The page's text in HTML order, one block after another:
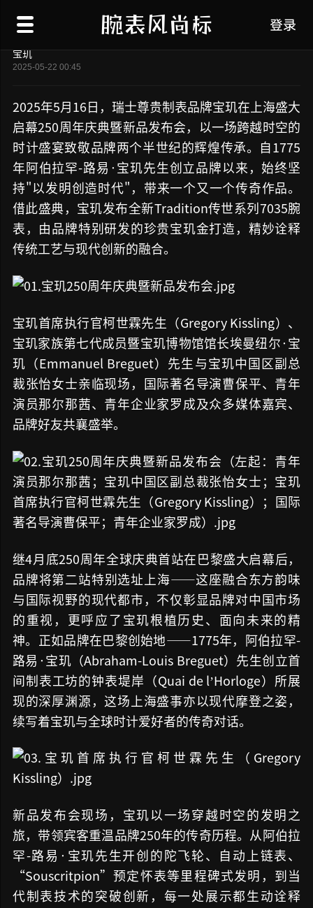
登录
宝玑250周年庆典于上海盛大启幕
宝玑
2025-05-22 00:45
2025年5月16日，瑞士尊贵制表品牌宝玑在上海盛大
启幕250周年庆典暨新品发布会，以一场跨越时空的
时计盛宴致敬品牌两个半世纪的辉煌传承。自1775
年阿伯拉罕-路易·宝玑先生创立品牌以来，始终坚
持"以发明创造时代"，带来一个又一个传奇作品。
借此盛典，宝玑发布全新Tradition传世系列7035腕
表，由品牌特别研发的珍贵宝玑金打造，精妙诠释
传统工艺与现代创新的融合。
宝玑首席执行官柯世霖先生（Gregory Kissling）、
宝玑家族第七代成员暨宝玑博物馆馆长埃曼纽尔·宝
玑（Emmanuel Breguet）先生与宝玑中国区副总
裁张怡女士亲临现场，国际著名导演曹保平、青年
演员那尔那茜、青年企业家罗成及众多媒体嘉宾、
品牌好友共襄盛举。
继4月底250周年全球庆典首站在巴黎盛大启幕后，
品牌将第二站特别选址上海——这座融合东方韵味
与国际视野的现代都市，不仅彰显品牌对中国市场
的重视，更呼应了宝玑根植历史、面向未来的精
神。正如品牌在巴黎创始地——1775年，阿伯拉罕-
路易·宝玑（Abraham-Louis Breguet）先生创立首
间制表工坊的钟表堤岸（Quai de l’Horloge）所展
现的深厚渊源，这场上海盛事亦以现代摩登之姿，
续写着宝玑与全球时计爱好者的传奇对话。
新品发布会现场，宝玑以一场穿越时空的发明之
旅，带领宾客重温品牌250年的传奇历程。从阿伯拉
罕-路易·宝玑先生开创的陀飞轮、自动上链表、
“Souscritpion”预定怀表等里程碑式发明，到当
代制表技术的突破创新，每一处展示都生动诠释